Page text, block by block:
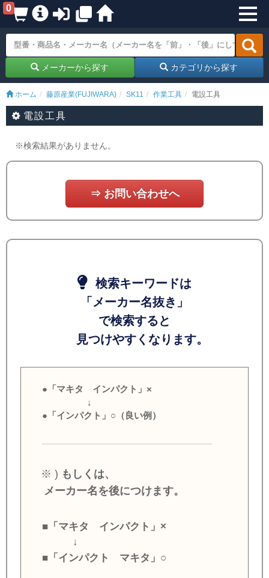
0
メーカーから探す カテゴリから探す
ホーム 藤原産業(FUJIWARA) SK11 作業工具 電設工具
電設工具
※検索結果がありません。
⇒ お問い合わせへ
検索キーワードは
「メーカー名抜き」
で検索すると
見つけやすくなります。
●「マキタ インパクト」×
↓
●「インパクト」○（良い例）
※ ) もしくは、
メーカー名を後につけます。
■「マキタ インパクト」×
↓
■「インパクト マキタ」○